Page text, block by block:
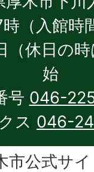
（入館
（休日の
始
号 046-
ス 046-
市公式サ